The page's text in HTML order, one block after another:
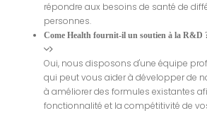
répondre aux besoins de santé de
personnes.
Come Health fournit-il un soutien à la R&D
Oui, nous disposons d'une équipe
qui peut vous aider à développer de
à améliorer des formules existantes
fonctionnalité et la compétitivité de